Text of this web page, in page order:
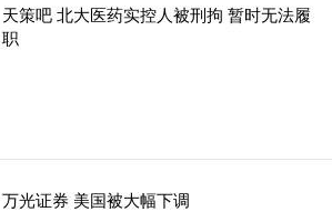
天策吧 北大医药实控人被刑拘 暂时无法履
职
万光证券 美国被大幅下调